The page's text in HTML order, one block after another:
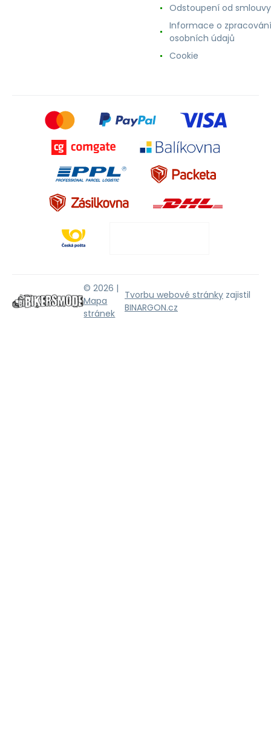
Odstoupení od smlouvy
Informace o zpracování
osobních údajů
Cookie
© 2026 |
Mapa
stránek
Tvorbu webové stránky zajistil
BINARGON.cz